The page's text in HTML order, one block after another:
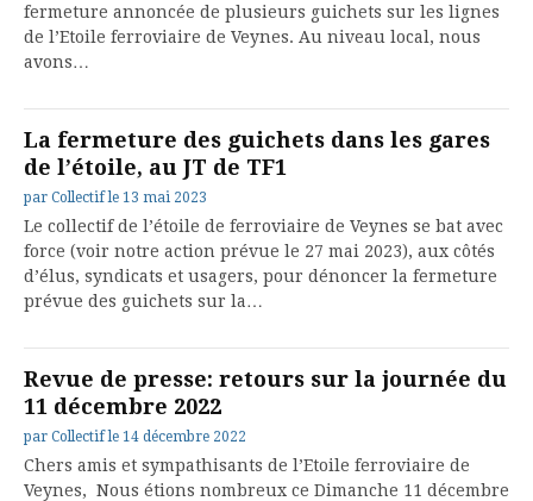
fermeture annoncée de plusieurs guichets sur les lignes
de l’Etoile ferroviaire de Veynes. Au niveau local, nous
avons…
La fermeture des guichets dans les gares
de l’étoile, au JT de TF1
par Collectif le 13 mai 2023
Le collectif de l’étoile de ferroviaire de Veynes se bat avec
force (voir notre action prévue le 27 mai 2023), aux côtés
d’élus, syndicats et usagers, pour dénoncer la fermeture
prévue des guichets sur la…
Revue de presse: retours sur la journée du
11 décembre 2022
par Collectif le 14 décembre 2022
Chers amis et sympathisants de l’Etoile ferroviaire de
Veynes, Nous étions nombreux ce Dimanche 11 décembre